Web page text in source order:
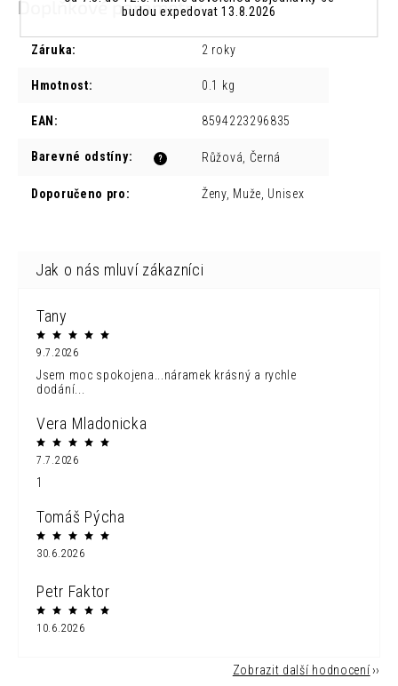
budou expedovat 13.8.2026
Doplňkové parametry
Záruka: 2 roky
Hmotnost: 0.1 kg
EAN : 8594223296835
?
Barevné odstíny: Růžová, Černá
Doporučeno pro: Ženy, Muže, Unisex
Tany
9.7.2026
Jsem moc spokojena...náramek krásný a rychle
dodání...
Vera Mladonicka
7.7.2026
1
Tomáš Pýcha
30.6.2026
Petr Faktor
10.6.2026
Zobrazit další hodnocení